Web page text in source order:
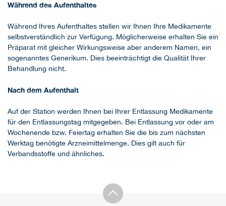
Während des Aufenthaltes
Während Ihres Aufenthaltes stellen wir Ihnen Ihre Medikamente
selbstverständlich zur Verfügung. Möglicherweise erhalten Sie ein
Präparat mit gleicher Wirkungsweise aber anderem Namen, ein
sogenanntes Generikum. Dies beeinträchtigt die Qualität Ihrer
Behandlung nicht.
Nach dem Aufenthalt
Auf der Station werden Ihnen bei Ihrer Entlassung Medikamente
für den Entlassungstag mitgegeben. Bei Entlassung vor oder am
Wochenende bzw. Feiertag erhalten Sie die bis zum nächsten
Werktag benötigte Arzneimittelmenge. Dies gilt auch für
Verbandsstoffe und ähnliches.